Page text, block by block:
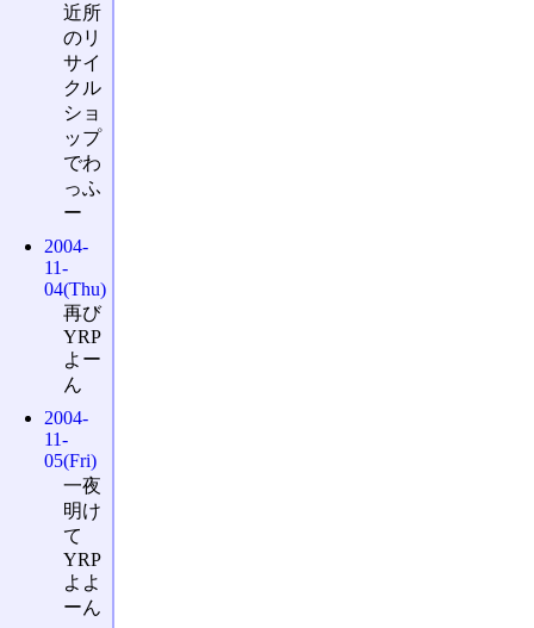
近所
のリ
サイ
クル
ショ
ップ
でわ
っふ
ー
2004-
11-
04(Thu)
再び
YRP
よー
ん
2004-
11-
05(Fri)
一夜
明け
て
YRP
よよ
ーん